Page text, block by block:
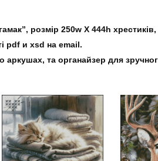
розмір 250w X 444h хрестиків,
pdf и xsd на email.
аркушах, та органайзер для